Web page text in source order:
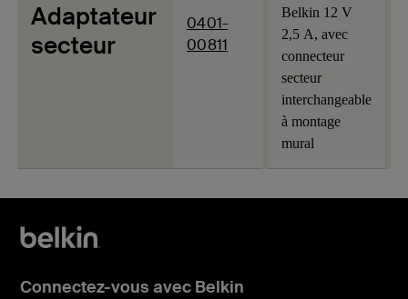
Adaptateur
secteur
0401-
00811
Belkin 12 V
2,5 A, avec
connecteur
secteur
interchangeable
à montage
mural
Connectez-vous avec Belkin